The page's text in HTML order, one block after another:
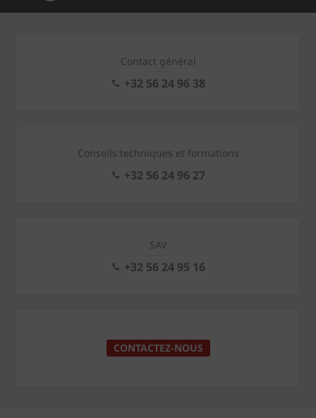
Contact général
+32 56 24 96 38
Conseils techniques et formations
+32 56 24 96 27
SAV
+32 56 24 95 16
CONTACTEZ-NOUS